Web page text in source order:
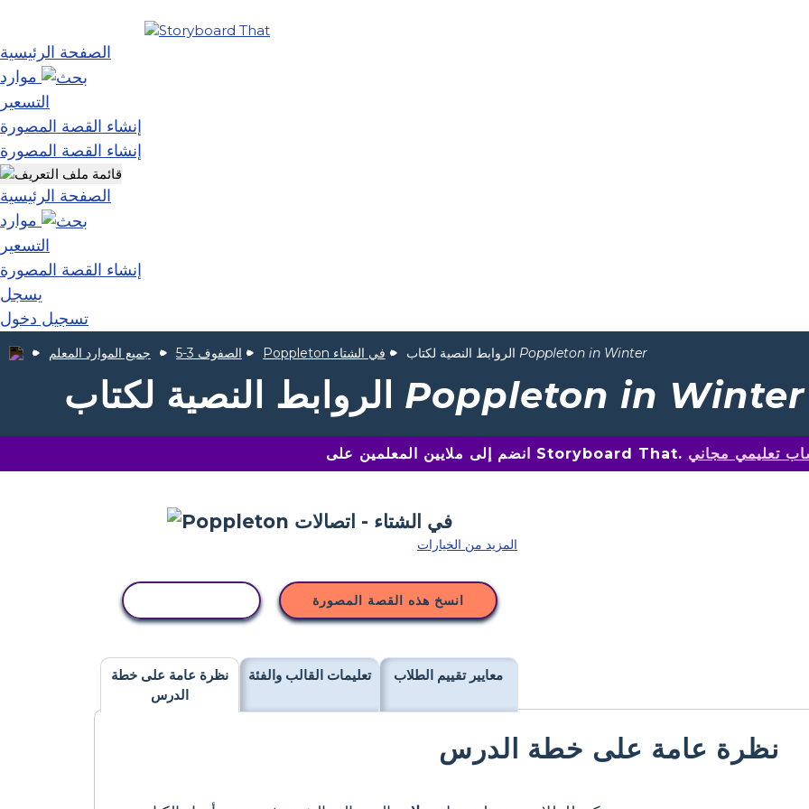
الصفحة الرئيسية
موارد
التسعير
إنشاء القصة المصورة
إنشاء القصة المصورة
الصفحة الرئيسية
موارد
التسعير
إنشاء القصة المصورة
يسجل
تسجيل دخول
جميع الموارد المعلم الصفوف 3-5 Poppleton في الشتاء Poppleton in Winter
Poppleton in Winter
انضم إلى ملايين المعلمين على Storyboard That. تعليمي مجاني
المزيد من الخيارات
انسخ هذه القصة المصورة
نظرة عامة على خطة
الدرس
تعليمات القالب والفئة معايير تقييم الطلاب
نظرة عامة على خطة الدرس